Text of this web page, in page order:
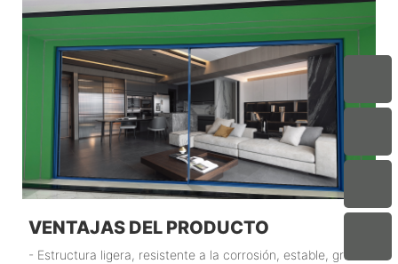
VENTAJAS DEL PRODUCTO
- Estructura ligera, resistente a la corrosión, estable, gran